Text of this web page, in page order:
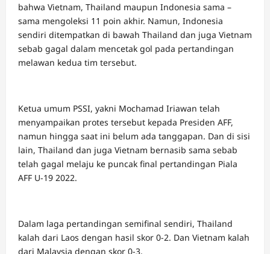
bahwa Vietnam, Thailand maupun Indonesia sama –
sama mengoleksi 11 poin akhir. Namun, Indonesia
sendiri ditempatkan di bawah Thailand dan juga Vietnam
sebab gagal dalam mencetak gol pada pertandingan
melawan kedua tim tersebut.
Ketua umum PSSI, yakni Mochamad Iriawan telah
menyampaikan protes tersebut kepada Presiden AFF,
namun hingga saat ini belum ada tanggapan. Dan di sisi
lain, Thailand dan juga Vietnam bernasib sama sebab
telah gagal melaju ke puncak final pertandingan Piala
AFF U-19 2022.
Dalam laga pertandingan semifinal sendiri, Thailand
kalah dari Laos dengan hasil skor 0-2. Dan Vietnam kalah
dari Malaysia dengan skor 0-3.